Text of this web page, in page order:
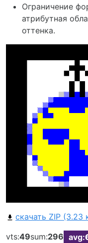
Ограничение
атрибутная
оттенка.
скачать ZIP (3.23
vts:49sum:296 avg: